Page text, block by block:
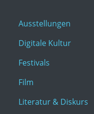
Ausstellungen
Digitale Kultur
Festivals
Film
Literatur & Diskurs